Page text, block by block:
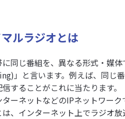
ルラジオとは
に同じ番組を、異なる形式・媒
」と言います。例えば、同じ
することがこれに当たります。
ターネットなどのIPネットワー
、インターネット上でラジオ